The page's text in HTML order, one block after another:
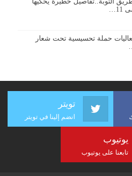
حملة تحسيسية تحت شعار
تويتر
انضم إلينا في تويتر
يوتيوب
تابعنا على يوتيوب